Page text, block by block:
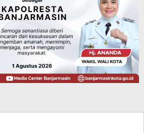
Balangan, Kapolres
Perkuat Koordinasi